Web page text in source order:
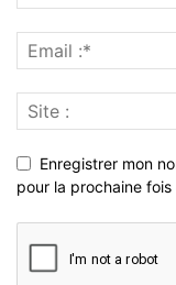
Enregistrer mon
pour la prochaine